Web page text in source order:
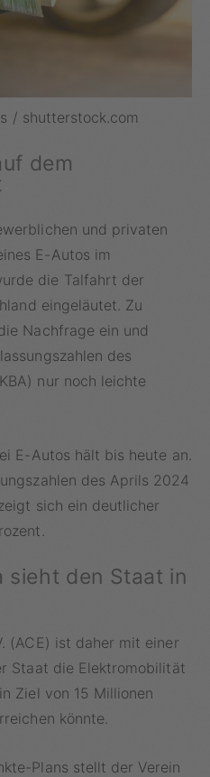
/ shutterstock.com
dem
und privaten
E-Autos im
die Talfahrt der
eingeläutet. Zu
Nachfrage ein und
des
nur noch leichte
E-Autos hält bis heute an.
des Aprils 2024
sich ein deutlicher
sieht den Staat in
(ACE) ist daher mit einer
Staat die Elektromobilität
Ziel von 15 Millionen
könnte.
Plans stellt der Verein